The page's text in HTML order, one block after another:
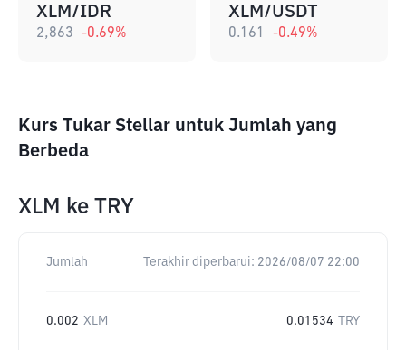
XLM/IDR
2,863 -0.69%
XLM/USDT
0.161 -0.49%
Kurs Tukar Stellar untuk Jumlah yang
Berbeda
XLM ke TRY
Jumlah Terakhir diperbarui: 2026/08/07 22:00
0.002 XLM 0.01534 TRY